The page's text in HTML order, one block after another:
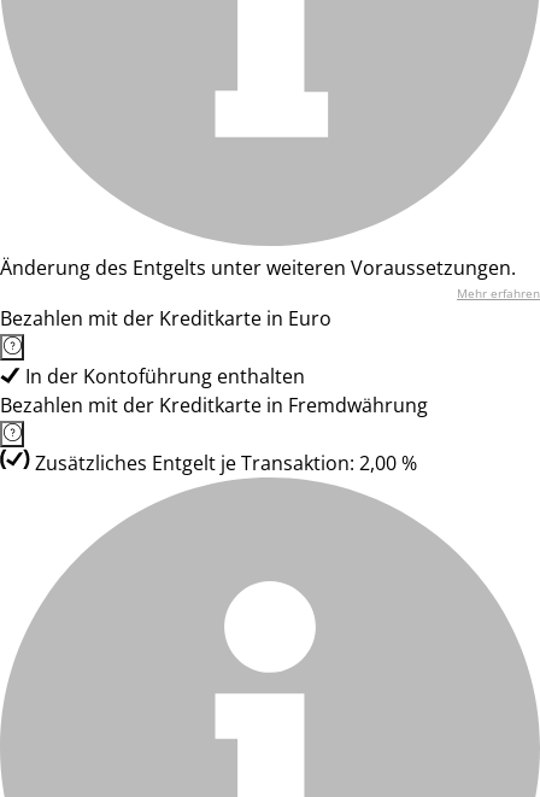
Änderung des Entgelts unter weiteren Voraussetzungen.
Mehr erfahren
Bezahlen mit der Kreditkarte in Euro
In der Kontoführung enthalten
Bezahlen mit der Kreditkarte in Fremdwährung
Zusätzliches Entgelt je Transaktion: 2,00 %